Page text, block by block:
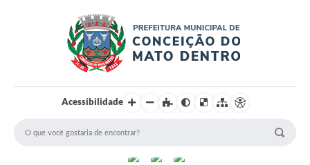
Acessibilidade